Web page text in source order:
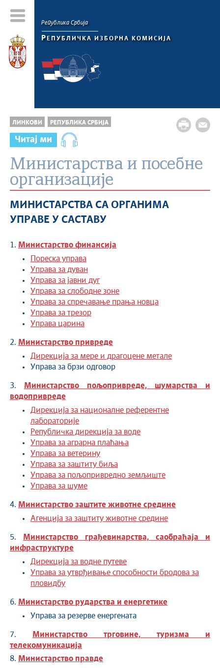
Република Србија
Р ЕПУБЛИЧКА ИЗБОРНА КОМИСИЈА
ЛИНКОВИ РЕПУБЛИКА СРБИЈА
Читај ми
Министарства и посебне
организације
МИНИСТАРСТВА СА ОРГАНИМА
УПРАВЕ У САСТАВУ
1. Министарство финансија
Пореска управа
Управа за дуван
Управа за јавни дуг
Управа за слободне зоне
Управа за спречавање прања новца
Управа за трезор
Управа царина
2. Министарство привреде
Дирекција за мере и драгоцене метале
Управа за брзи одговор
3. Министарство пољопривреде, шумарства и
водопривреде
Дирекција за националне референтне
лабораторије
Републичка дирекција за воде
Управа за аграрна плаћања
Управа за ветерину
Управа за заштиту биља
Управа за пољопривредно земљиште
Управа за шуме
4. Министарство заштите животне средине
Агенција за заштиту животне средине
5. Министарство грађевинарства, саобраћаја и
инфраструктуре
Дирекција за водне путеве
Управа за утврђивање способности бродова за
пловидбу
6. Министарство рударства и енергетике
Управа за резерве енергената
7. Министарство трговине, туризма и
телекомуникација
8. Министарство правде